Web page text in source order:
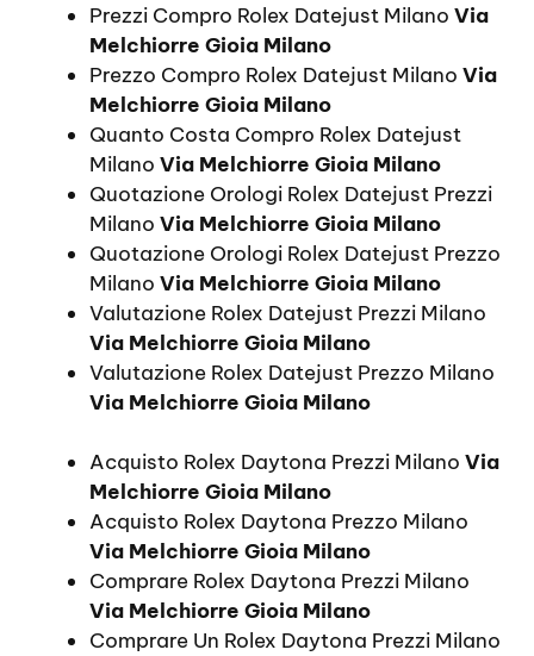
Prezzi Compro Rolex Datejust Milano Via
Melchiorre Gioia Milano
Prezzo Compro Rolex Datejust Milano Via
Melchiorre Gioia Milano
Quanto Costa Compro Rolex Datejust
Milano Via Melchiorre Gioia Milano
Quotazione Orologi Rolex Datejust Prezzi
Milano Via Melchiorre Gioia Milano
Quotazione Orologi Rolex Datejust Prezzo
Milano Via Melchiorre Gioia Milano
Valutazione Rolex Datejust Prezzi Milano
Via Melchiorre Gioia Milano
Valutazione Rolex Datejust Prezzo Milano
Via Melchiorre Gioia Milano
Acquisto Rolex Daytona Prezzi Milano Via
Melchiorre Gioia Milano
Acquisto Rolex Daytona Prezzo Milano
Via Melchiorre Gioia Milano
Comprare Rolex Daytona Prezzi Milano
Via Melchiorre Gioia Milano
Comprare Un Rolex Daytona Prezzi Milano